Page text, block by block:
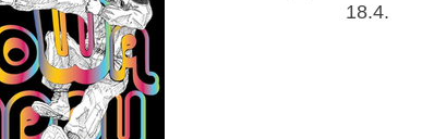
18.4.